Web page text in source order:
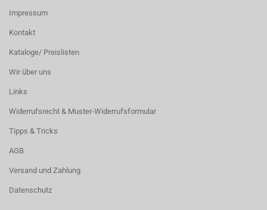
Impressum
Kontakt
Kataloge/ Preislisten
Wir über uns
Links
Widerrufsrecht & Muster-Widerrufsformular
Tipps & Tricks
AGB
Versand und Zahlung
Datenschutz